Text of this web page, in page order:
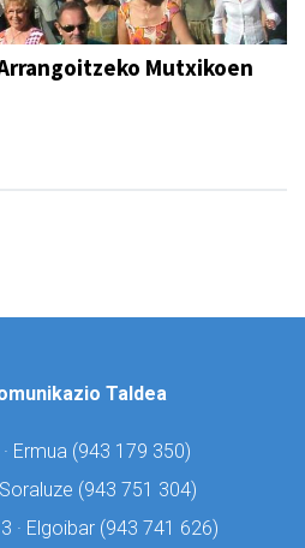
Mutxikoen
Taldea
Ermua (943 179 350)
(943 751 304)
· Elgoibar (943 741 626)